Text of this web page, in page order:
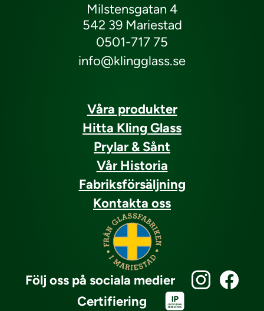
Milstensgatan 4
542 39 Mariestad
0501-717 75
info@klingglass.se
Våra produkter
Hitta Kling Glass
Prylar & Sånt
Vår Historia
Fabriksförsäljning
Kontakta oss
Följ oss på sociala medier
Certifiering